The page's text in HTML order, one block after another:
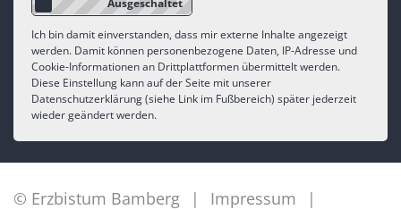
Ich bin damit einverstanden, dass mir externe Inhalte angezeigt
werden. Damit können personenbezogene Daten, IP-Adresse und
Cookie-Informationen an Drittplattformen übermittelt werden.
Diese Einstellung kann auf der Seite mit unserer
Datenschutzerklärung (siehe Link im Fußbereich) später jederzeit
wieder geändert werden.
© Erzbistum Bamberg
Impressum